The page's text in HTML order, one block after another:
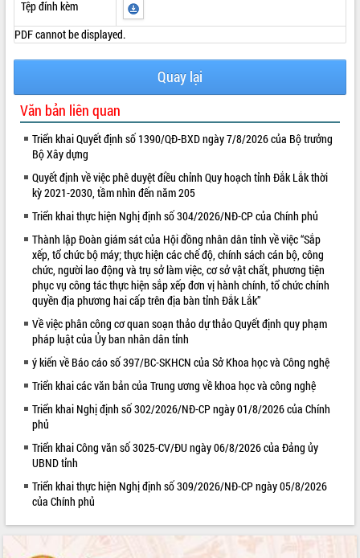
VIDEO
Trailer Lễ hội Sầu riêng Đắk Lắk năm
Khám bệnh, cấp phát thuốc miễn phí
và tặng quà người dân xã Cư Pui
Hội nghị UBND tỉnh Đắk Lắk thường kỳ
tháng 7/2026
Lễ truy tặng danh hiệu “Bà Mẹ Việt
Nam Anh hùng” và trao Huân chương
UBND tỉnh Đắk Lắk triển khai nhiệm
ALBUM ẢNH
Tệp đính kèm
PDF cannot be displayed.
Quay lại
Văn bản liên quan
Triển khai Quyết định số 1390/QĐ-BXD ngày 7/8/2026 của Bộ trưởng
Bộ Xây dựng
Quyết định về việc phê duyệt điều chỉnh Quy hoạch tỉnh Đắk Lắk thời
kỳ 2021-2030, tầm nhìn đến năm 205
Triển khai thực hiện Nghị định số 304/2026/NĐ-CP của Chính phủ
Thành lập Đoàn giám sát của Hội đồng nhân dân tỉnh về việc “Sắp
xếp, tổ chức bộ máy; thực hiện các chế độ, chính sách cán bộ, công
chức, người lao động và trụ sở làm việc, cơ sở vật chất, phương tiện
phục vụ công tác thực hiện sắp xếp đơn vị hành chính, tổ chức chính
quyền địa phương hai cấp trên địa bàn tỉnh Đắk Lắk”
Về việc phân công cơ quan soạn thảo dự thảo Quyết định quy phạm
pháp luật của Ủy ban nhân dân tỉnh
ý kiến về Báo cáo số 397/BC-SKHCN của Sở Khoa học và Công nghệ
Triển khai các văn bản của Trung ương về khoa học và công nghệ
Triển khai Nghị định số 302/2026/NĐ-CP ngày 01/8/2026 của Chính
phủ
Triển khai Công văn số 3025-CV/ĐU ngày 06/8/2026 của Đảng ủy
UBND tỉnh
Triển khai thực hiện Nghị định số 309/2026/NĐ-CP ngày 05/8/2026
của Chính phủ